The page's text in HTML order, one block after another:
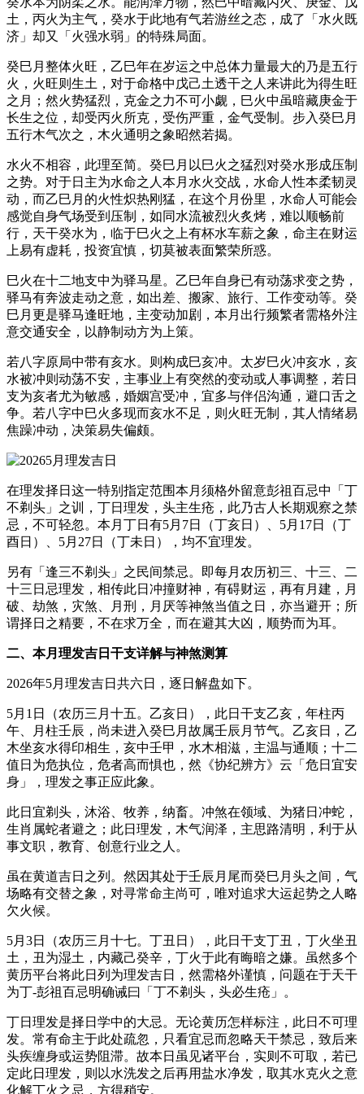
土，丙火为主气，癸水于此地有气若游丝之态，成了「水火既
济」却又「火强水弱」的特殊局面。
癸巳月整体火旺，乙巳年在岁运之中总体力量最大的乃是五行
火，火旺则生土，对于命格中戊己土透干之人来讲此为得生旺
之月；然火势猛烈，克金之力不可小觑，巳火中虽暗藏庚金于
长生之位，却受丙火所克，受伤严重，金气受制。步入癸巳月
五行木气次之，木火通明之象昭然若揭。
水火不相容，此理至简。癸巳月以巳火之猛烈对癸水形成压制
之势。对于日主为水命之人本月水火交战，水命人性本柔韧灵
动，而乙巳月的火性炽热刚猛，在这个月份里，水命人可能会
感觉自身气场受到压制，如同水流被烈火炙烤，难以顺畅前
行，天干癸水为，临于巳火之上有杯水车薪之象，命主在财运
上易有虚耗，投资宜慎，切莫被表面繁荣所惑。
巳火在十二地支中为驿马星。乙巳年自身已有动荡求变之势，
驿马有奔波走动之意，如出差、搬家、旅行、工作变动等。癸
巳月更是驿马逢旺地，主变动加剧，本月出行频繁者需格外注
意交通安全，以静制动方为上策。
若八字原局中带有亥水。则构成巳亥冲。太岁巳火冲亥水，亥
水被冲则动荡不安，主事业上有突然的变动或人事调整，若日
支为亥者尤为敏感，婚姻宫受冲，宜多与伴侣沟通，避口舌之
争。若八字中巳火多现而亥水不足，则火旺无制，其人情绪易
焦躁冲动，决策易失偏颇。
在理发择日这一特别指定范围本月须格外留意彭祖百忌中「丁
不剃头」之训，丁日理发，头主生疮，此乃古人长期观察之禁
忌，不可轻忽。本月丁日有5月7日（丁亥日）、5月17日（丁
酉日）、5月27日（丁未日），均不宜理发。
另有「逢三不剃头」之民间禁忌。即每月农历初三、十三、二
十三日忌理发，相传此日冲撞财神，有碍财运，再有月建，月
破、劫煞，灾煞、月刑，月厌等神煞当值之日，亦当避开；所
谓择日之精要，不在求万全，而在避其大凶，顺势而为耳。
二、本月理发吉日干支详解与神煞测算
2026年5月理发吉日共六日，逐日解盘如下。
5月1日（农历三月十五。乙亥日），此日干支乙亥，年柱丙
午、月柱壬辰，尚未进入癸巳月故属壬辰月节气。乙亥日，乙
木坐亥水得印相生，亥中壬甲，水木相滋，主温与通顺；十二
值日为危执位，危者高而惧也，然《协纪辨方》云「危日宜安
身」，理发之事正应此象。
此日宜剃头，沐浴、牧养，纳畜。冲煞在领域、为猪日冲蛇，
生肖属蛇者避之；此日理发，木气润泽，主思路清明，利于从
事文职，教育、创意行业之人。
虽在黄道吉日之列。然因其处于壬辰月尾而癸巳月头之间，气
场略有交替之象，对寻常命主尚可，唯对追求大运起势之人略
欠火候。
5月3日（农历三月十七。丁丑日），此日干支丁丑，丁火坐丑
土，丑为湿土，内藏己癸辛，丁火于此有晦暗之嫌。虽然多个
黄历平台将此日列为理发吉日，然需格外谨慎，问题在于天干
为丁-彭祖百忌明确诫曰「丁不剃头，头必生疮」。
丁日理发是择日学中的大忌。无论黄历怎样标注，此日不可理
发。常有命主于此处疏忽，只看宜忌而忽略天干禁忌，致后来
头疾缠身或运势阻滞。故本日虽见诸平台，实则不可取，若已
定此日理发，则以水洗发之后再用盐水净发，取其水克火之意
化解丁火之忌，方得稍安。